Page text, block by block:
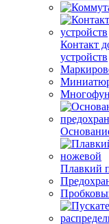
Контакт
устройств
Плавкий